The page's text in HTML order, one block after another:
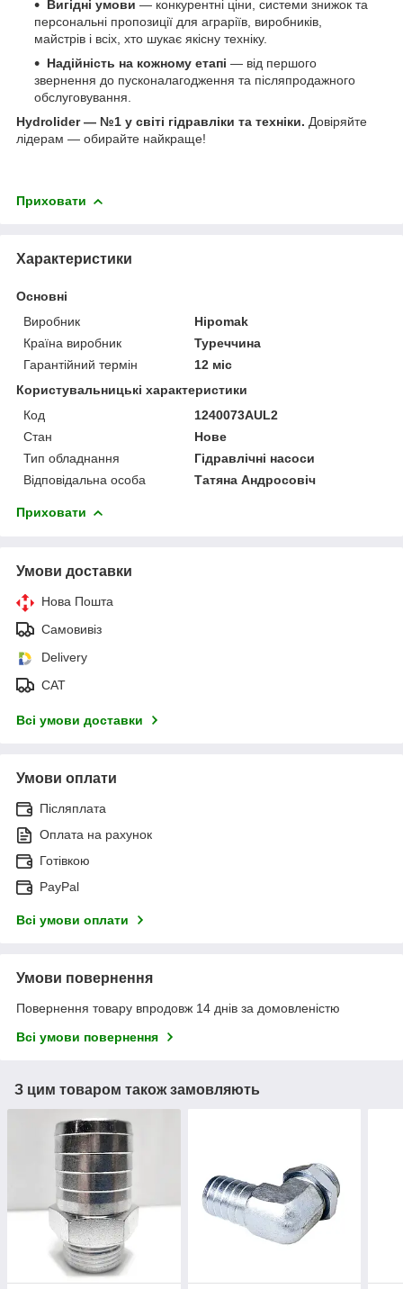
Вигідні умови — конкурентні ціни, системи знижок та
персональні пропозиції для аграріїв, виробників,
майстрів і всіх, хто шукає якісну техніку.
Надійність на кожному етапі — від першого
звернення до пусконалагодження та післяпродажного
обслуговування.
Hydrolider — №1 у світі гідравліки та техніки. Довіряйте
лідерам — обирайте найкраще!
Приховати
Характеристики
Основні
Виробник
Hipomak
Країна виробник
Туреччина
Гарантійний термін
12 міс
Користувальницькі характеристики
Код
1240073AUL2
Стан
Нове
Тип обладнання
Гідравлічні насоси
Відповідальна особа
Татяна Андросовіч
Приховати
Умови доставки
Нова Пошта
Самовивіз
Delivery
САТ
Всі умови доставки
Умови оплати
Післяплата
Оплата на рахунок
Готівкою
PayPal
Всі умови оплати
Умови повернення
Повернення товару впродовж 14 днів за домовленістю
Всі умови повернення
З цим товаром також замовляють